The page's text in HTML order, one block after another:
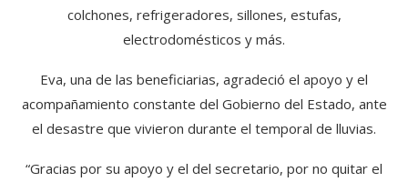
colchones, refrigeradores, sillones, estufas,
electrodomésticos y más.
Eva, una de las beneficiarias, agradeció el apoyo y el
acompañamiento constante del Gobierno del Estado, ante
el desastre que vivieron durante el temporal de lluvias.
“Gracias por su apoyo y el del secretario, por no quitar el